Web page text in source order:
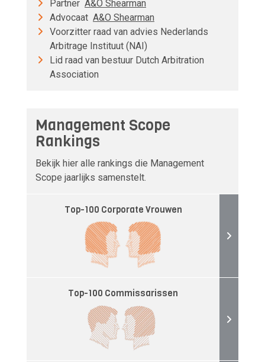
Partner A&O Shearman
Advocaat A&O Shearman
Voorzitter raad van advies Nederlands
Arbitrage Instituut (NAI)
Lid raad van bestuur Dutch Arbitration
Association
Management Scope
Rankings
Bekijk hier alle rankings die Management
Scope jaarlijks samenstelt.
Top-100 Corporate Vrouwen
Top-100 Commissarissen